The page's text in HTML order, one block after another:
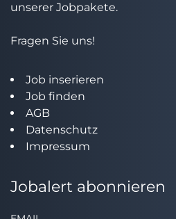
unserer Jobpakete.
Fragen Sie uns!
Job inserieren
Job finden
AGB
Datenschutz
Impressum
Jobalert abonnieren